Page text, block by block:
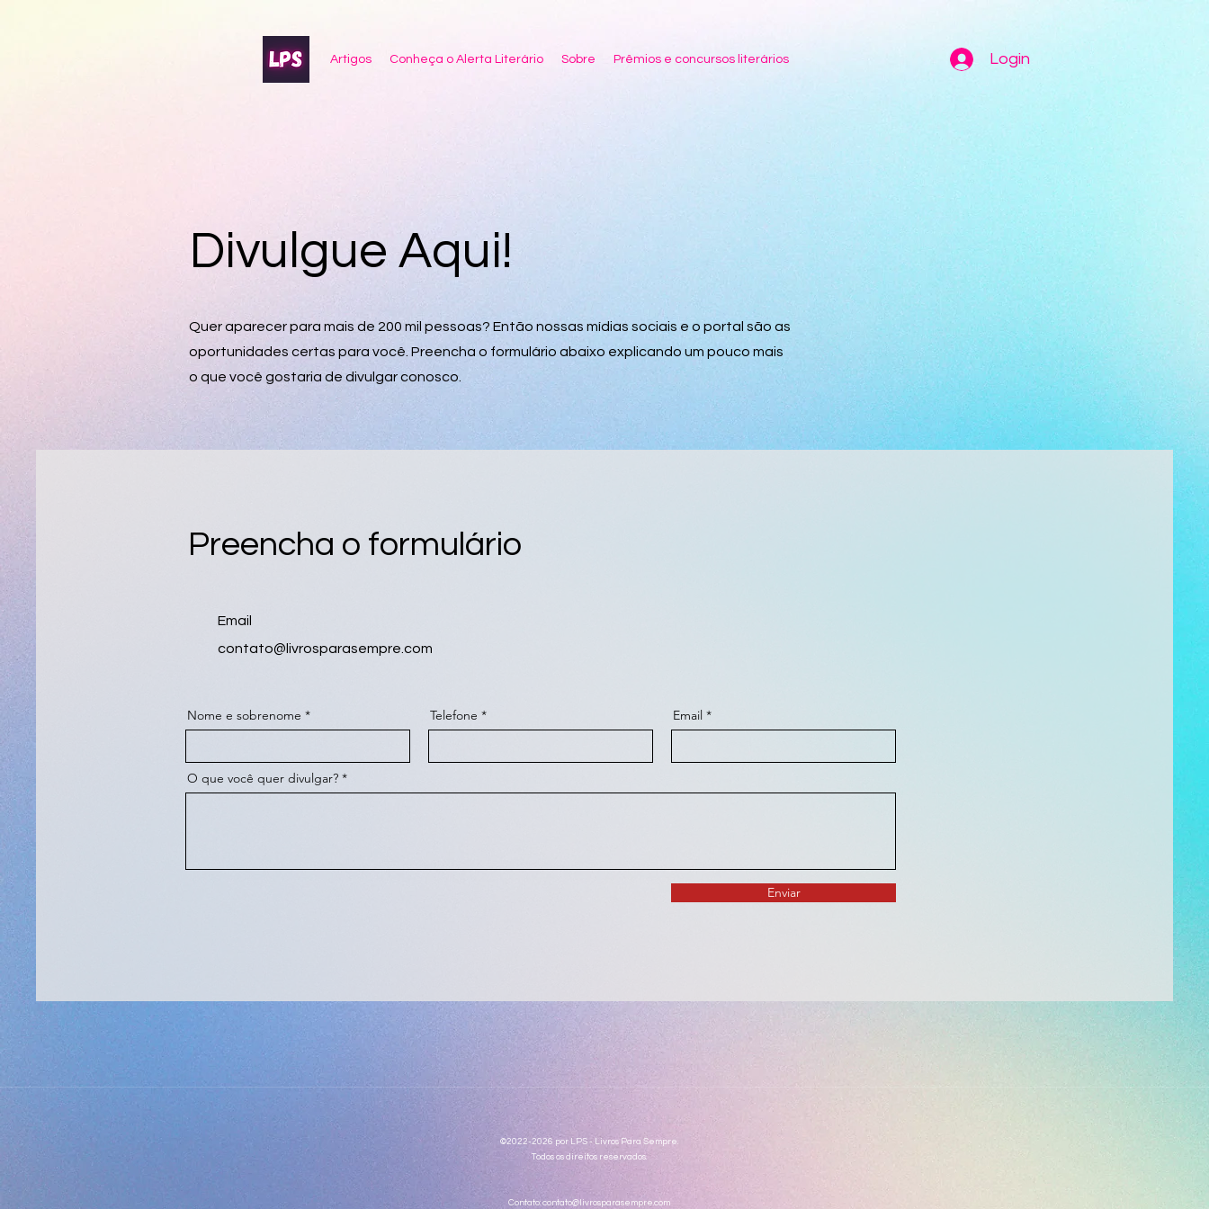
Artigos Conheça o Alerta Literário Sobre Prêmios e concursos literários Login
Divulgue Aqui!
Quer aparecer para mais de 200 mil pessoas? Então nossas mídias sociais e o portal são as
oportunidades certas para você. Preencha o formulário abaixo explicando um pouco mais
o que você gostaria de divulgar conosco.
Preencha o formulário
Email
contato@livrosparasempre.com
Nome e sobrenome Telefone Email
O que você quer divulgar?
Enviar
©2022-2026 por LPS - Livros Para Sempre.
Todos os direitos reservados.
Contato: contato@livrosparasempre.com